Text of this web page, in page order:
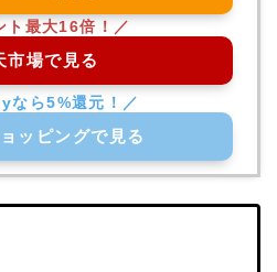
市場で見る
ッピングで見る